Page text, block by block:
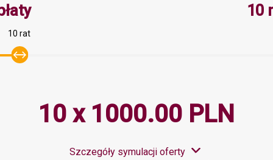
Minimalna wartość 10, 10
10 rat
10 x 1000.00 PLN
Szczegóły symulacji oferty